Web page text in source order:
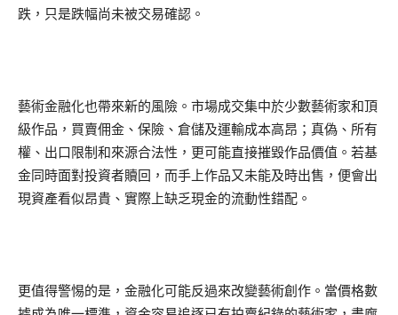
跌，只是跌幅尚未被交易確認。
藝術金融化也帶來新的風險。市場成交集中於少數藝術家和頂
級作品，買賣佣金、保險、倉儲及運輸成本高昂；真偽、所有
權、出口限制和來源合法性，更可能直接摧毀作品價值。若基
金同時面對投資者贖回，而手上作品又未能及時出售，便會出
現資產看似昂貴、實際上缺乏現金的流動性錯配。
更值得警惕的是，金融化可能反過來改變藝術創作。當價格數